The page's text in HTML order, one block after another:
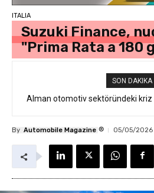
ITALIA
Suzuki Finance,
"Prima Rata a 180
SON DAKIKA
Alman otomotiv sektöründeki kriz
By Automobile Magazine ® 05/05/2026